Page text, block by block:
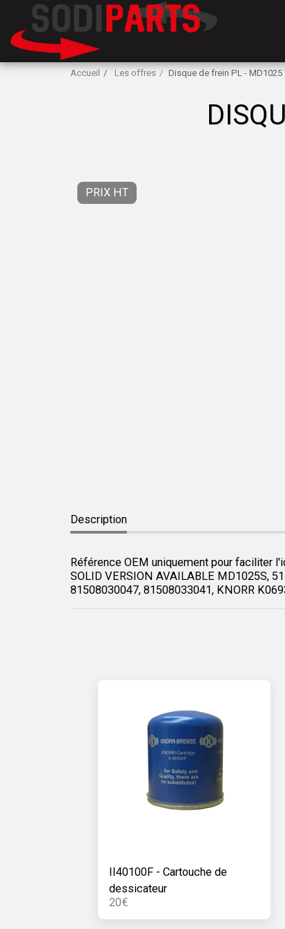
Accueil Les offres Disque de frein PL - MD1025
PRIX HT
Description
Référence OEM uniquement pour faciliter
SOLID VERSION AVAILABLE MD1025S,
81508030047, 81508033041, KNORR
II40100F - Cartouche de
dessicateur
20€